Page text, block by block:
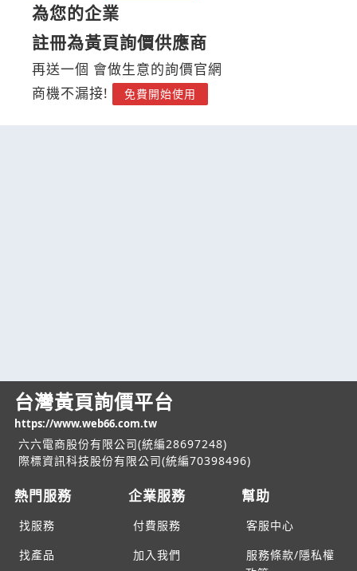
為您的企業
註冊為黃頁詢價供應商
再送一個 會做生意的詢價官網
商機不漏接!
免費開始使用
台灣黃頁詢價平台
https://www.web66.com.tw
六六電商股份有限公司(統編28697248)
際標資訊科技股份有限公司(統編70398496)
熱門服務
找服務
找產品
企業服務
付費服務
加入我們
幫助
客服中心
服務條款/隱私權